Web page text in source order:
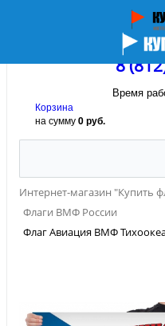
8
Время
Корзина
на сумму0 руб.
Интернет-магазин "Купить
Флаги ВМФ России
Флаг Авиация ВМФ